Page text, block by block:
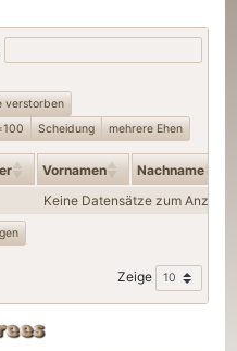
verstorben
Scheidung mehrere Ehen
Vornamen Nachname
Keine Datensätze zum
Zeige